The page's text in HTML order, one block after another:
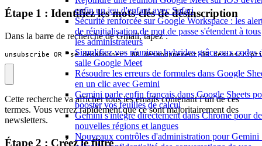
enfin un jeu d'enfant avec Safari
Sécurité renforcée sur Google Workspace : les
de réinitialisation de mot de passe s'étendent à tous
les administrateurs
Simplifiez vos réunions hybrides grâce aux codes
salle Google Meet
Résoudre les erreurs de formules dans Google
en un clic avec Gemini
Gemini parle enfin français dans Google Sheets
booster vos feuilles de calcul
Gemini s'intègre directement dans Chrome pour de
nouvelles régions et langues
Nouveaux contrôles d'administration pour Gemini
Étape 1 : Identifiez les mots-clés de désinscription
Dans la barre de recherche de Gmail, tapez :
unsubscribe OR "se désabonner" OR désabonnement OR
Cette recherche va afficher tous les emails contenant l’un de ces
termes. Vous verrez rapidement que ce sont majoritairement des
newsletters.
Étape 2 : Créez le filtre